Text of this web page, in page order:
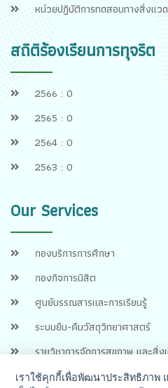
หน่วยปฏิบัติการทดสอบทางสิ่งแว
สถิติร้องเรียนการทุจริต
2566 : 0
2565 : 0
2564 : 0
2563 : 0
Our Services
กองบริการการศึกษา
กองกิจการนิสิต
ศูนย์บรรณสารและการเรียนรู้
ระบบยืม-คืนวัสดุวิทยาศาสตร์
รายวิชาการจัดการสุขภาพ และสิ่
เราใช้คุกกี้เพื่อพัฒนาประสิทธิภาพ